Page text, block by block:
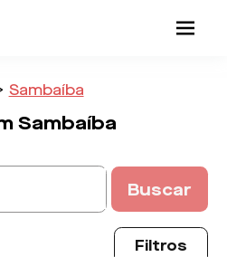
Sambaíba
Sambaíba
Buscar
Filtros